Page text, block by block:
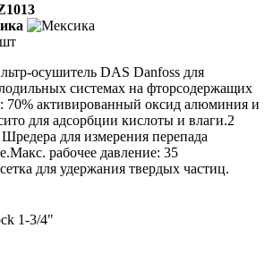
осушитель DAS Danfoss для
системах на фторсодержащих
70% активированный оксид алюминия и
для адсорбции кислоты и влаги.2
для измерения перепада
рабочее давление: 35
для удержания твердых частиц.